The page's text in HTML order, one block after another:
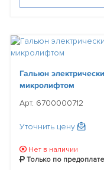
Гальюн
микролифтом
Арт. 6700000712
Уточнить цену
Нет в наличии
Только по предоплате